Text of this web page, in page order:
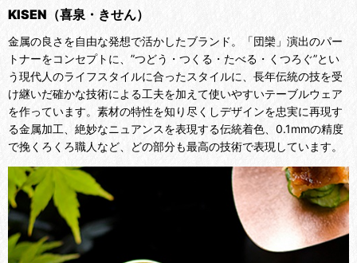
KISEN（喜泉・きせん）
金属の良さを自由な発想で活かしたブランド。「団欒」演出のパー
トナーをコンセプトに、”つどう・つくる・たべる・くつろぐ”とい
う現代人のライフスタイルに合ったスタイルに、長年伝統の技を受
け継いだ確かな技術による工夫を加えて使いやすいテーブルウェア
を作っています。素材の特性を知り尽くしデザインを忠実に再現す
る金属加工、絶妙なニュアンスを表現する伝統着色、0.1mmの精度
で挽くろくろ職人など、どの部分も最高の技術で表現しています。